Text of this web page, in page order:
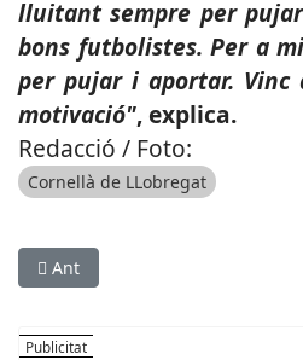
lluitant sempre per
bons futbolistes. Per a
per pujar i aportar. Vinc
motivació", explica.
Redacció / Foto:
Cornellà de LLobregat
Article anterior: ESPORTS
Ant